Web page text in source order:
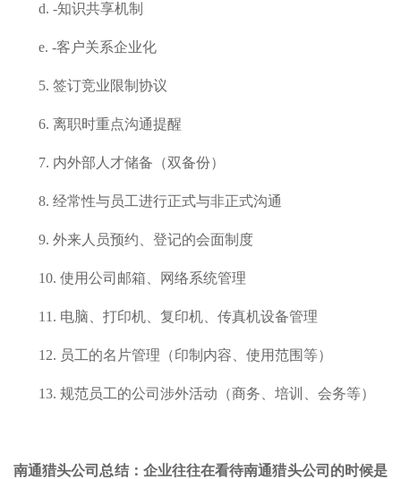
d. -知识共享机制
e. -客户关系企业化
5. 签订竞业限制协议
6. 离职时重点沟通提醒
7. 内外部人才储备（双备份）
8. 经常性与员工进行正式与非正式沟通
9. 外来人员预约、登记的会面制度
10. 使用公司邮箱、网络系统管理
11. 电脑、打印机、复印机、传真机设备管理
12. 员工的名片管理（印制内容、使用范围等）
13. 规范员工的公司涉外活动（商务、培训、会务等）
南通猎头公司总结：企业往往在看待南通猎头公司的时候是